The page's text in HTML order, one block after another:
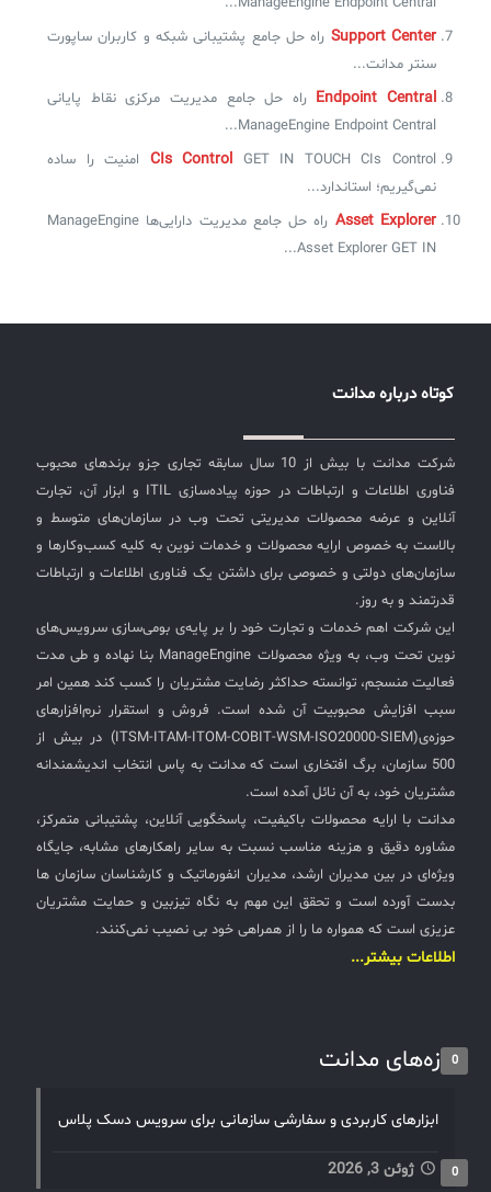
Support Center راه حل جامع پشتیبانی شبکه و کاربران ساپورت
سنتر مدانت...
Endpoint Central راه حل جامع مدیریت مرکزی نقاط پایانی
ManageEngine Endpoint Central...
CIs Control GET IN TOUCH CIs Control امنیت را ساده
نمی‌گیریم؛ استاندارد...
Asset Explorer
راه حل جامع مدیریت دارایی‌ها ManageEngine
Asset Explorer GET IN...
کوتاه درباره مدانت
شرکت مدانت با بیش از 10 سال سابقه تجاری جزو برندهای محبوب
فناوری اطلاعات و ارتباطات در حوزه پیاده‌سازی ITIL و ابزار آن، تجارت
آنلاین و عرضه محصولات مدیریتی تحت وب در سازمان‌های متوسط و
بالاست به خصوص ارایه محصولات و خدمات نوین به کلیه کسب‌وکارها و
سازمان‌های دولتی و خصوصی برای داشتن یک فناوری اطلاعات و ارتباطات
قدرتمند و به روز.
این شرکت اهم خدمات و تجارت خود را بر پایه‌ی بومی‌سازی سرویس‌های
نوین تحت وب، به ویژه محصولات ManageEngine بنا نهاده و طی مدت
فعالیت منسجم، توانسته حداکثر رضایت مشتریان را کسب کند همین امر
سبب افزایش محبوبیت آن شده است. فروش و استقرار نرم‌افزارهای
حوزه‌ی(ITSM-ITAM-ITOM-COBIT-WSM-ISO20000-SIEM) در بیش از
500 سازمان، برگ افتخاری است که مدانت به پاس انتخاب اندیشمندانه
مشتریان خود، به آن نائل آمده است.
مدانت با ارایه محصولات باکیفیت، پاسخگویی آنلاین، پشتیبانی متمرکز،
مشاوره دقیق و هزینه مناسب نسبت به سایر راهکارهای مشابه، جایگاه
ویژه‌ای در بین مدیران ارشد، مدیران انفورماتیک و کارشناسان سازمان ها
بدست آورده است و تحقق این مهم به نگاه تیزبین و حمایت مشتریان
عزیزی است که همواره ما را از همراهی خود بی نصیب نمی‌کنند.
اطلاعات بیشتر...
تازه‌های مدانت0
ابزارهای کاربردی و سفارشی سازمانی برای سرویس دسک پلاس
ژوئن 3, 2026 0